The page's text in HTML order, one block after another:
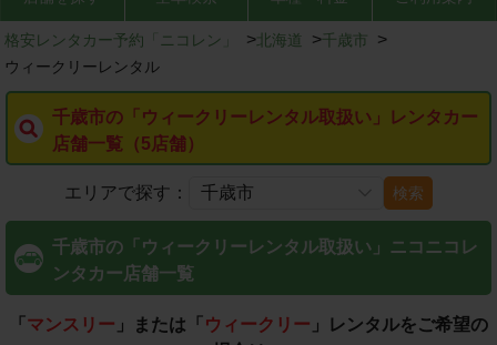
格安レンタカー予約「ニコレン」 > 北海道 >千歳市 >
ウィークリーレンタル
千歳市の「ウィークリーレンタル取扱い」レンタカー
店舗一覧（5店舗）
エリアで探す： 検索
千歳市の「ウィークリーレンタル取扱い」ニコニコレ
ンタカー店舗一覧
「 マンスリー 」または「 ウィークリー 」レンタルをご希望の